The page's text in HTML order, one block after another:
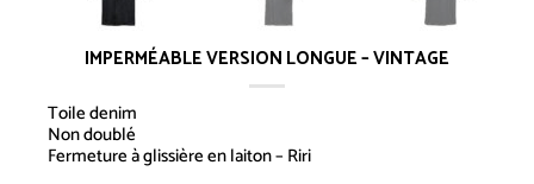
IMPERMÉABLE VERSION LONGUE – VINTAGE
Toile denim
Non doublé
Fermeture à glissière en laiton – Riri